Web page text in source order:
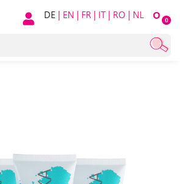
O 0
DE | EN | FR | IT | RO | NL